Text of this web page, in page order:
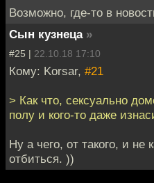
Возможно, где-то в
Сын кузнеца »
#25 | 22.10.18 17:10
Кому: Korsar, #21
> Как что, сексуально
полу и кого-то даже
Ну а чего, от такого, и
отбиться. ))